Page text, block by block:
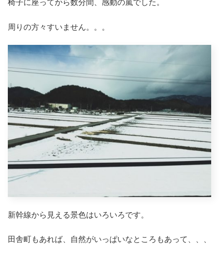
椅子に座ってから数分間、感動の嵐でした。
周りの方々すいません。。。
新幹線から見える景色はいろいろです。
田舎町もあれば、自然がいっぱいなところもあって、、、